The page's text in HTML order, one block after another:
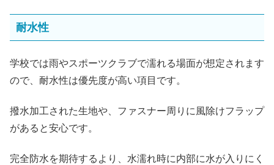
耐水性
学校では雨やスポーツクラブで濡れる場面が想定されます
ので、耐水性は優先度が高い項目です。
撥水加工された生地や、ファスナー周りに風除けフラップ
があると安心です。
完全防水を期待するより、水濡れ時に内部に水が入りにく